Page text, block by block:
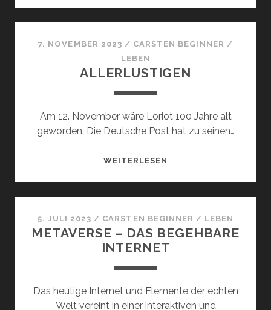
7. NOVEMBER 2023 / CARSTEN BEGINNER /
LEBEN
ALLERLUSTIGEN
Am 12. November wäre Loriot 100 Jahre alt
geworden. Die Deutsche Post hat zu seinen…
WEITERLESEN
5. JULI 2023 / CARSTEN BEGINNER / LEBEN
METAVERSE – DAS BEGEHBARE
INTERNET
Das heutige Internet und Elemente der echten
Welt vereint in einer interaktiven und